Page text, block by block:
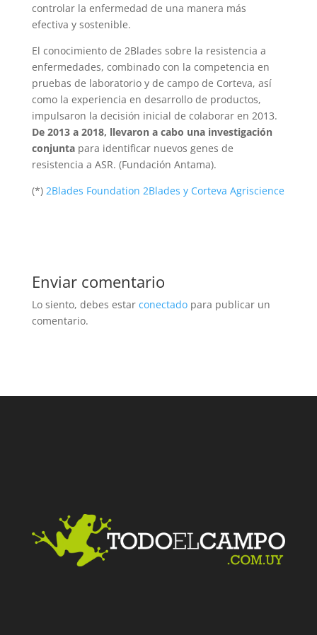
controlar la enfermedad de una manera más
efectiva y sostenible.
El conocimiento de 2Blades sobre la resistencia a
enfermedades, combinado con la competencia en
pruebas de laboratorio y de campo de Corteva, así
como la experiencia en desarrollo de productos,
impulsaron la decisión inicial de colaborar en 2013.
De 2013 a 2018, llevaron a cabo una investigación
conjuntapara identificar nuevos genes de
resistencia a ASR. (Fundación Antama).
(*) 2Blades Foundation 2Blades y Corteva Agriscience
Enviar comentario
Lo siento, debes estar conectadopara publicar un
comentario.
Facebook